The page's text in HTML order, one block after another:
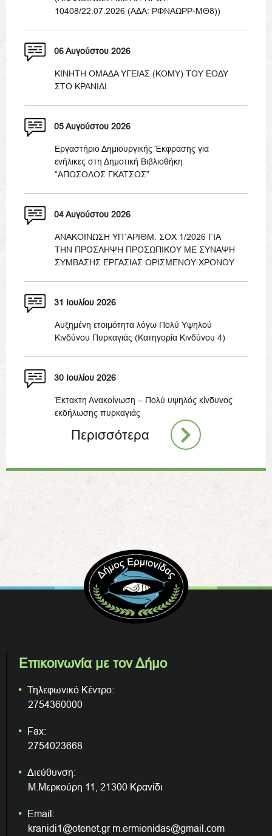
10408/22.07.2026 (ΑΔΑ: ΡΦΝΑΩΡΡ-ΜΘ8))
06 Αυγούστου 2026
ΚΙΝΗΤΗ ΟΜΑΔΑ ΥΓΕΙΑΣ (ΚΟΜΥ) ΤΟΥ ΕΟΔΥ
ΣΤΟ ΚΡΑΝΙΔΙ
05 Αυγούστου 2026
Εργαστήριο Δημιουργικής Έκφρασης για
ενήλικες στη Δημοτική Βιβλιοθήκη
“ΑΠΟΣΟΛΟΣ ΓΚΑΤΣΟΣ”
04 Αυγούστου 2026
ΑΝΑΚΟΙΝΩΣΗ ΥΠ΄ΑΡΙΘΜ. ΣΟΧ 1/2026 ΓΙΑ
ΤΗΝ ΠΡΟΣΛΗΨΗ ΠΡΟΣΩΠΙΚΟΥ ΜΕ ΣΥΝΑΨΗ
ΣΥΜΒΑΣΗΣ ΕΡΓΑΣΙΑΣ ΟΡΙΣΜΕΝΟΥ ΧΡΟΝΟΥ
31 Ιουλίου 2026
Αυξημένη ετοιμότητα λόγω Πολύ Υψηλού
Κινδύνου Πυρκαγιάς (Κατηγορία Κινδύνου 4)
30 Ιουλίου 2026
Έκτακτη Ανακοίνωση – Πολύ υψηλός κίνδυνος
εκδήλωσης πυρκαγιάς
Περισσότερα
Επικοινωνία με τον Δήμο
Τηλεφωνικό Κέντρο:
2754360000
Fax:
2754023668
Διεύθυνση:
Μ.Μερκούρη 11, 21300 Κρανίδι
Email:
kranidi1@otenet.gr m.ermionidas@gmail.com